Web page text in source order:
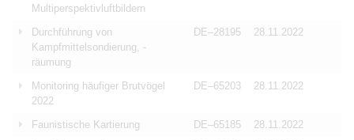
Multiperspektivluftbildern
Durchführung von
Kampfmittelsondierung, -
räumung
DE–28195 28.11.2022
Monitoring häufiger Brutvögel
2022
DE–65203 28.11.2022
Faunistische Kartierung DE–65185
28.11.2022